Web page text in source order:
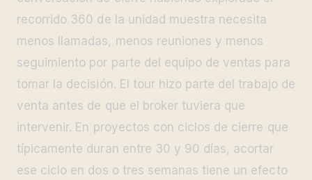
recorrido 360 de la unidad muestra necesita
menos llamadas, menos reuniones y menos
seguimiento por parte del equipo de ventas para
tomar la decisión. El tour hizo parte del trabajo de
venta antes de que el broker tuviera que
intervenir. En proyectos con ciclos de cierre que
típicamente duran entre 30 y 90 días, acortar
ese ciclo en dos o tres semanas tiene un efecto